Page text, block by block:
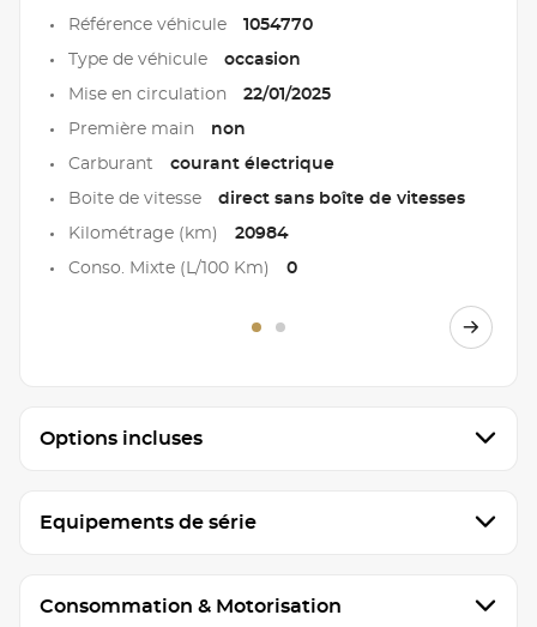
Référence véhicule 1054770
Type de véhicule occasion
Mise en circulation 22/01/2025
Première main non
Carburant courant électrique
Boite de vitesse direct sans boîte de vitesses
Kilométrage (km) 20984
Conso. Mixte (L/100 Km) 0
Options incluses
Equipements de série
Consommation & Motorisation